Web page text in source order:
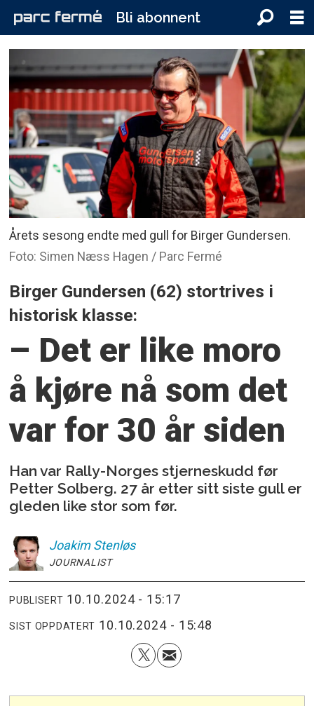
Bli abonnent
Årets sesong endte med gull for Birger Gundersen.
Foto: Simen Næss Hagen / Parc Fermé
Birger Gundersen (62) stortrives i
historisk klasse:
– Det er like moro
å kjøre nå som det
var for 30 år siden
Han var Rally-Norges stjerneskudd før
Petter Solberg. 27 år etter sitt siste gull er
gleden like stor som før.
Joakim Stenløs
JOURNALIST
PUBLISERT 10.10.2024 - 15:17
SIST OPPDATERT 10.10.2024 - 15:48